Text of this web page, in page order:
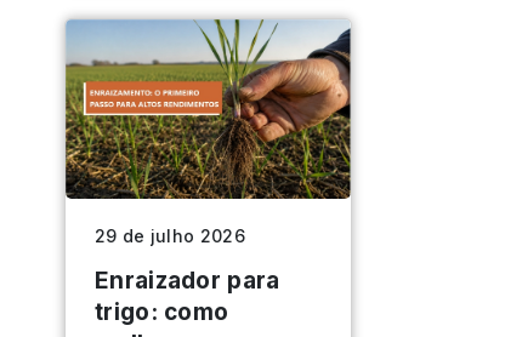
29 de julho 2026
Enraizador para
trigo: como